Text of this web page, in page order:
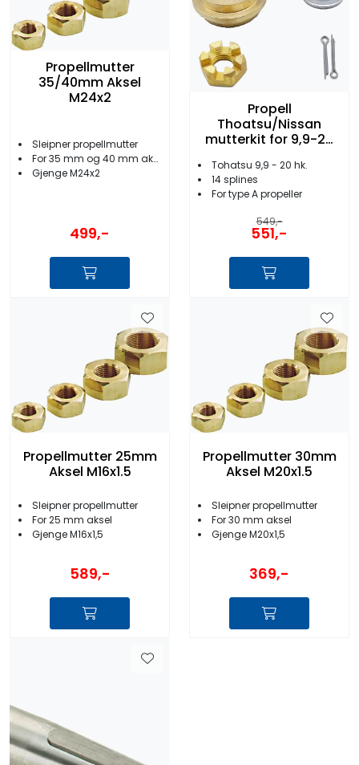
Propellmutter
35/40mm Aksel
M24x2
Sleipner propellmutter
For 35 mm og 40 mm aksel
Gjenge M24x2
499,-
Propell
Thoatsu/Nissan
mutterkit for 9,9-20
Tohatsu 9,9 - 20 hk.
14 splines
For type A propeller
549,-
551,-
Propellmutter 25mm
Aksel M16x1.5
Sleipner propellmutter
For 25 mm aksel
Gjenge M16x1,5
589,-
Propellmutter 30mm
Aksel M20x1.5
Sleipner propellmutter
For 30 mm aksel
Gjenge M20x1,5
369,-